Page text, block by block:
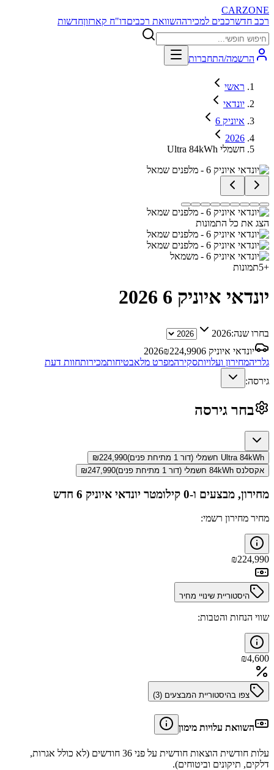
CARZONE
רכב חדשרכבים למכירההשוואת רכביםדו"ח קארזוןחדשות
הרשמה/התחברות
ראשי
יונדאי
איוניק 6
2026
Ultra 84kWh חשמלי
הצג את כל התמונות
+
5תמונות
יונדאי איוניק 6 2026
בחרו שנה:2026
יונדאי איוניק 6
2026₪224,990
גלריהמחירון ועלויותסקירהמפרט מלאבטיחותמכירותחוות דעת
גירסה:
בחר גירסה
Ultra 84kWh חשמלי (דור 1 מתיחת פנים) ₪224,990
אקסלנס 84kWh חשמלי (דור 1 מתיחת פנים)
₪247,990
מחירון, מבצעים ו-0 קילומטר יונדאי איוניק 6 חדש
מחיר מחירון רשמי:
₪224,990
היסטוריית שינויי מחיר
שווי הנחות והטבות:
₪4,600
צפו בהיסטוריית המבצעים (3
)
השוואת עלויות מימון
עלות חודשית הוצאות חודשית על פני 36 חודשים (לא כולל אגרות,
דלקים, תיקונים וביטוחים).